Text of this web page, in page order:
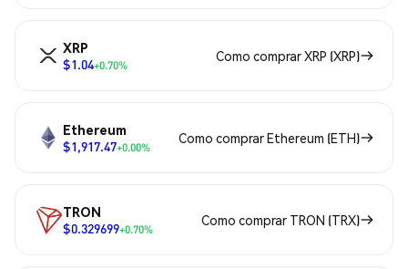
XRP
$1.04+0.70%
Como comprar XRP (XRP)
Ethereum
$1,917.47+0.00%
Como comprar Ethereum (ETH)
TRON
$0.329699+0.70%
Como comprar TRON (TRX)